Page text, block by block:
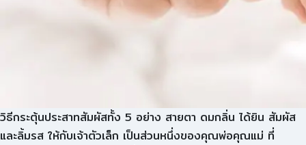
วิธีกระตุ้นประสาทสัมผัสทั้ง 5 อย่าง สายตา ดมกลิ่น ได้ยิน สัมผัส
และลิ้มรส ให้กับเจ้าตัวเล็ก เป็นส่วนหนึ่งของคุณพ่อคุณแม่ ที่